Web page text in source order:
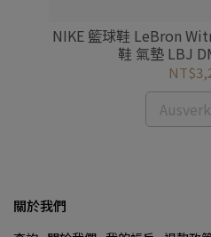
NIKE 籃球鞋 LeBron
鞋 氣墊 LBJ
關於我們